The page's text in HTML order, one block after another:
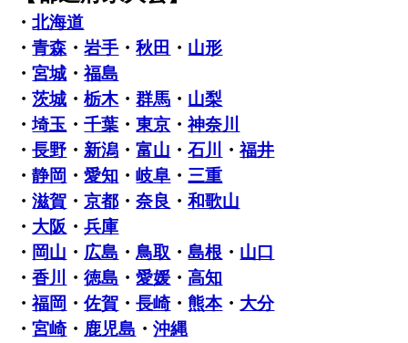
・北海道
・青森・岩手 ・秋田 ・ 山形
・宮城 ・福島
・茨城 ・栃木・群馬 ・ 山梨
・埼玉 ・千葉 ・東京 ・神奈川
・長野 ・新潟 ・富山 ・石川 ・福井
・静岡 ・愛知 ・岐阜 ・三重
・滋賀 ・京都 ・奈良 ・和歌山
・ 大阪 ・兵庫
・ 岡山 ・ 広島 ・鳥取 ・島根 ・ 山口
・香川 ・徳島 ・愛媛 ・高知
・福岡 ・佐賀 ・長崎・ 熊本・ 大分
・宮崎・ 鹿児島 ・沖縄